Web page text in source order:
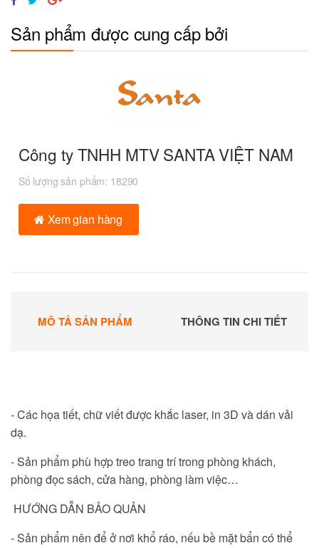
Sản phẩm được cung cấp bởi
Công ty TNHH MTV SANTA VIỆT NAM
Số lượng sản phẩm: 18290
Xem gian hàng
MÔ TẢ SẢN PHẨM THÔNG TIN CHI TIẾT
- Các họa tiết, chữ viết được khắc laser, in 3D và dán vải
dạ.
- Sản phẩm phù hợp treo trang trí trong phòng khách,
phòng đọc sách, cửa hàng, phòng làm việc…
HƯỚNG DẪN BẢO QUẢN
- Sản phẩm nên để ở nơi khổ ráo, nếu bề mặt bẩn có thể